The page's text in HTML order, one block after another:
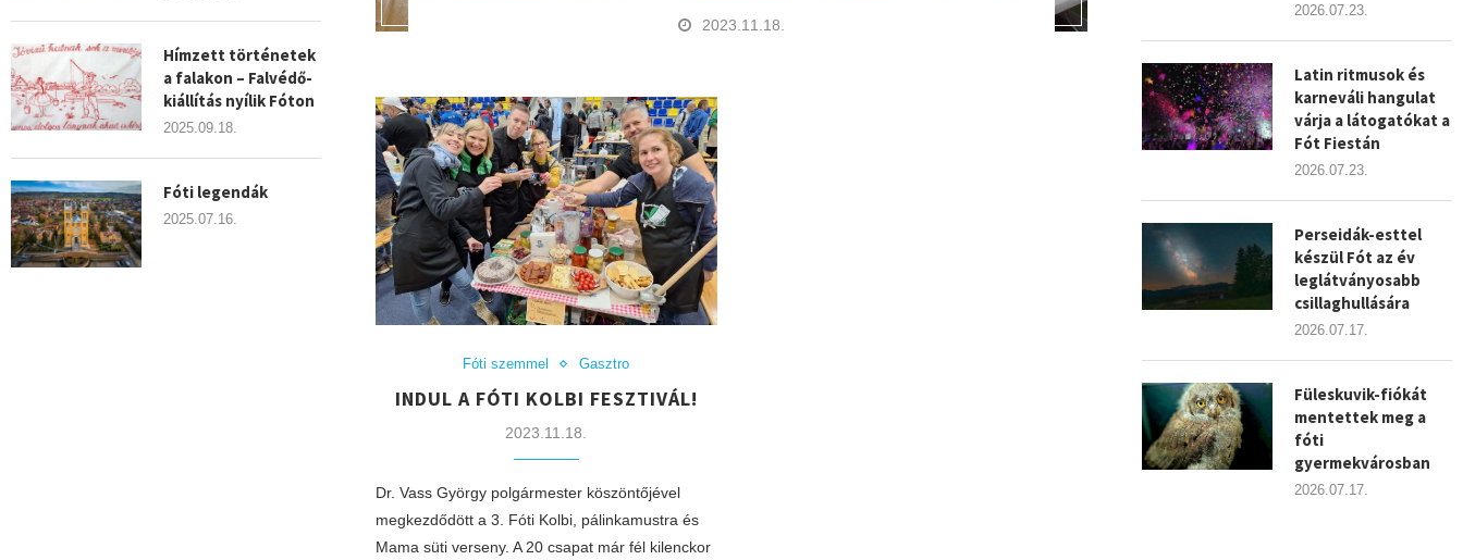
2023.11.18.
Fóti szemmel Gasztro
INDUL A FÓTI KOLBI FESZTIVÁL!
2023.11.18.
Dr. Vass György polgármester köszöntőjével
megkezdődött a 3. Fóti Kolbi, pálinkamustra és
Mama süti verseny. A 20 csapat már fél kilenckor
2026.07.23.
Latin ritmusok és
karneváli hangulat
várja a látogatókat a
Fót Fiestán
2026.07.23.
Perseidák-esttel
készül Fót az év
leglátványosabb
csillaghullására
2026.07.17.
Füleskuvik-fiókát
mentettek meg a
fóti
gyermekvárosban
2026.07.17.
Hímzett történetek
a falakon – Falvédő-
kiállítás nyílik Fóton
2025.09.18.
Fóti legendák
2025.07.16.